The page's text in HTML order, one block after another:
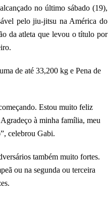
no último sábado (19),
pelo jiu-jitsu na América do
da atleta que levou o título por
de até 33,200 kg e Pena de
Estou muito feliz
à minha família, meu
celebrou Gabi.
também muito fortes.
ou na segunda ou terceira